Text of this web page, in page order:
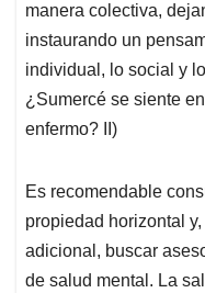
manera colectiva,
instaurando un
individual, lo social y
¿Sumercé se siente
enfermo? II)
Es recomendable
propiedad horizontal
adicional, buscar
de salud mental. La